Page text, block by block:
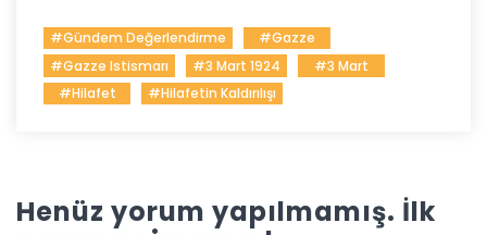
#gündem Değerlendirme
#gazze
#gazze Istismarı
#3 Mart 1924
#3 Mart
#hilafet
#hilafetin Kaldırılışı
Henüz yorum yapılmamış. İlk